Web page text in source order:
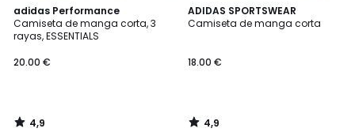
adidas Performance
Camiseta de manga corta, 3
rayas, ESSENTIALS
20.00 €
4,9
/ 5
4,9
/
ADIDAS SPORTSWEAR
Camiseta de manga corta
18.00 €
4,9
/ 5
4,9
/